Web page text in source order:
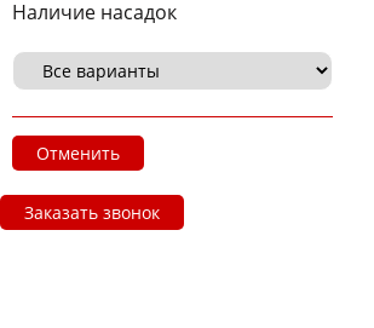
Наличие насадок
Отменить
Заказать звонок